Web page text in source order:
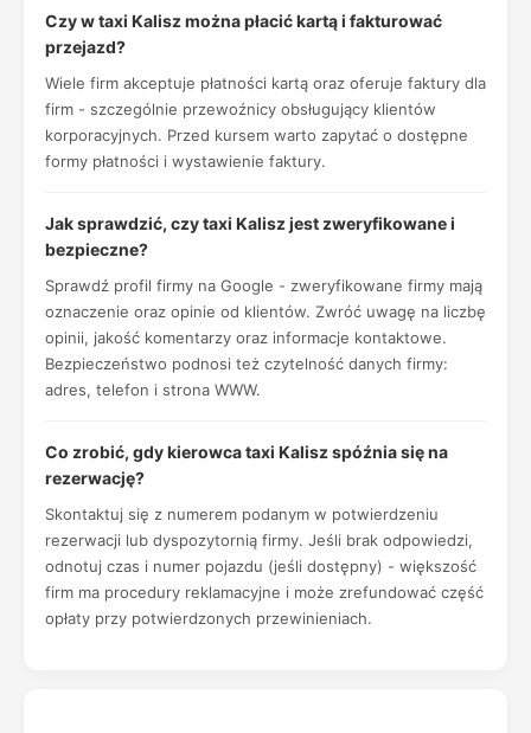
Czy w taxi Kalisz można płacić kartą i fakturować
przejazd?
Wiele firm akceptuje płatności kartą oraz oferuje faktury dla
firm - szczególnie przewoźnicy obsługujący klientów
korporacyjnych. Przed kursem warto zapytać o dostępne
formy płatności i wystawienie faktury.
Jak sprawdzić, czy taxi Kalisz jest zweryfikowane i
bezpieczne?
Sprawdź profil firmy na Google - zweryfikowane firmy mają
oznaczenie oraz opinie od klientów. Zwróć uwagę na liczbę
opinii, jakość komentarzy oraz informacje kontaktowe.
Bezpieczeństwo podnosi też czytelność danych firmy:
adres, telefon i strona WWW.
Co zrobić, gdy kierowca taxi Kalisz spóźnia się na
rezerwację?
Skontaktuj się z numerem podanym w potwierdzeniu
rezerwacji lub dyspozytornią firmy. Jeśli brak odpowiedzi,
odnotuj czas i numer pojazdu (jeśli dostępny) - większość
firm ma procedury reklamacyjne i może zrefundować część
opłaty przy potwierdzonych przewinieniach.